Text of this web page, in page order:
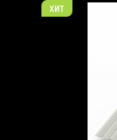
хит